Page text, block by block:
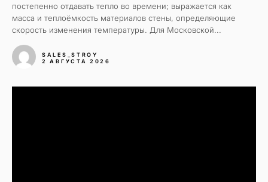
постепенно отдавать тепло во времени; выражается как
масса и теплоёмкость материалов стены, определяющие
скорость изменения температуры. Для Московской...
SALES_STROY
2 АВГУСТА 2026